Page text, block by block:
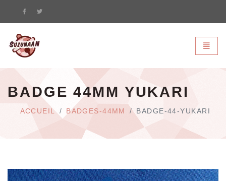
BADGE 44MM YUKARI
ACCUEIL BADGES-44MM BADGE-44-YUKARI